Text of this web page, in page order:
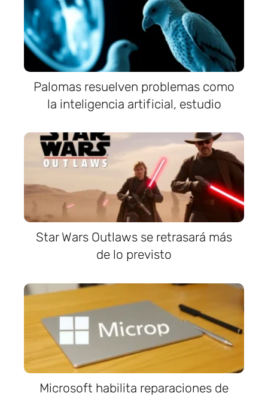
Palomas resuelven problemas como
la inteligencia artificial, estudio
Star Wars Outlaws se retrasará más
de lo previsto
Microsoft habilita reparaciones de